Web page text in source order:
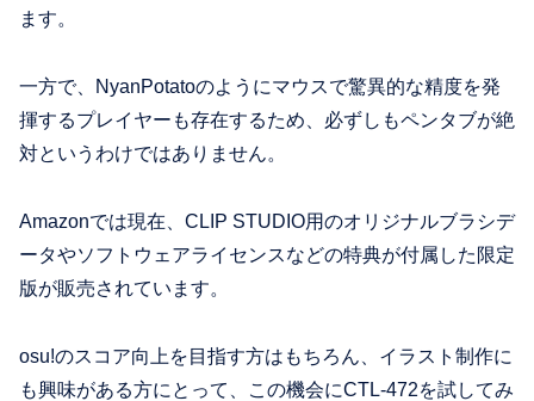
ます。
一方で、NyanPotatoのようにマウスで驚異的な精度を発
揮するプレイヤーも存在するため、必ずしもペンタブが絶
対というわけではありません。
Amazonでは現在、CLIP STUDIO用のオリジナルブラシデ
ータやソフトウェアライセンスなどの特典が付属した限定
版が販売されています。
osu!のスコア向上を目指す方はもちろん、イラスト制作に
も興味がある方にとって、この機会にCTL-472を試してみ